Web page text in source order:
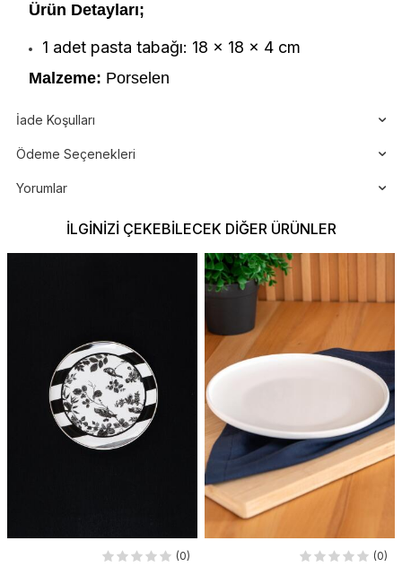
Ürün Detayları;
1 adet pasta tabağı: 18 x 18 x 4 cm
Malzeme: Porselen
İade Koşulları
Ödeme Seçenekleri
Yorumlar
İLGINIZI ÇEKEBILECEK DIĞER ÜRÜNLER
(0)
(0)